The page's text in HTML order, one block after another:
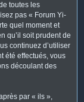
toutes les
pas « Forum Yi-
quel moment et
qu’il soit prudent de
continuez d’utiliser
été effectués, vous
découlant des
par « ils »,